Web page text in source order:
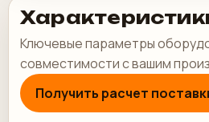
Ключевые параметры
совместимости с вашим
Получить расчет